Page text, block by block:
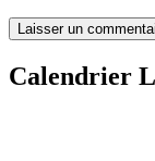
Calendrier